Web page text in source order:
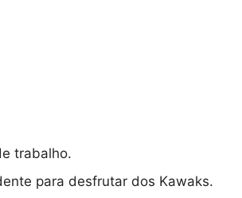
trabalho.
para desfrutar dos Kawaks.